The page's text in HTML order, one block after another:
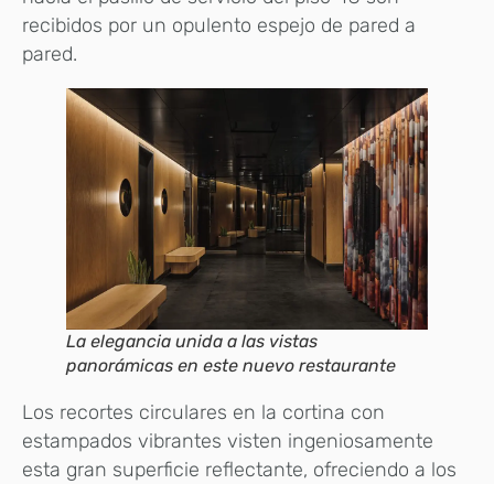
recibidos por un opulento espejo de pared a
pared.
La elegancia unida a las vistas
panorámicas en este nuevo restaurante
Los recortes circulares en la cortina con
estampados vibrantes visten ingeniosamente
esta gran superficie reflectante, ofreciendo a los